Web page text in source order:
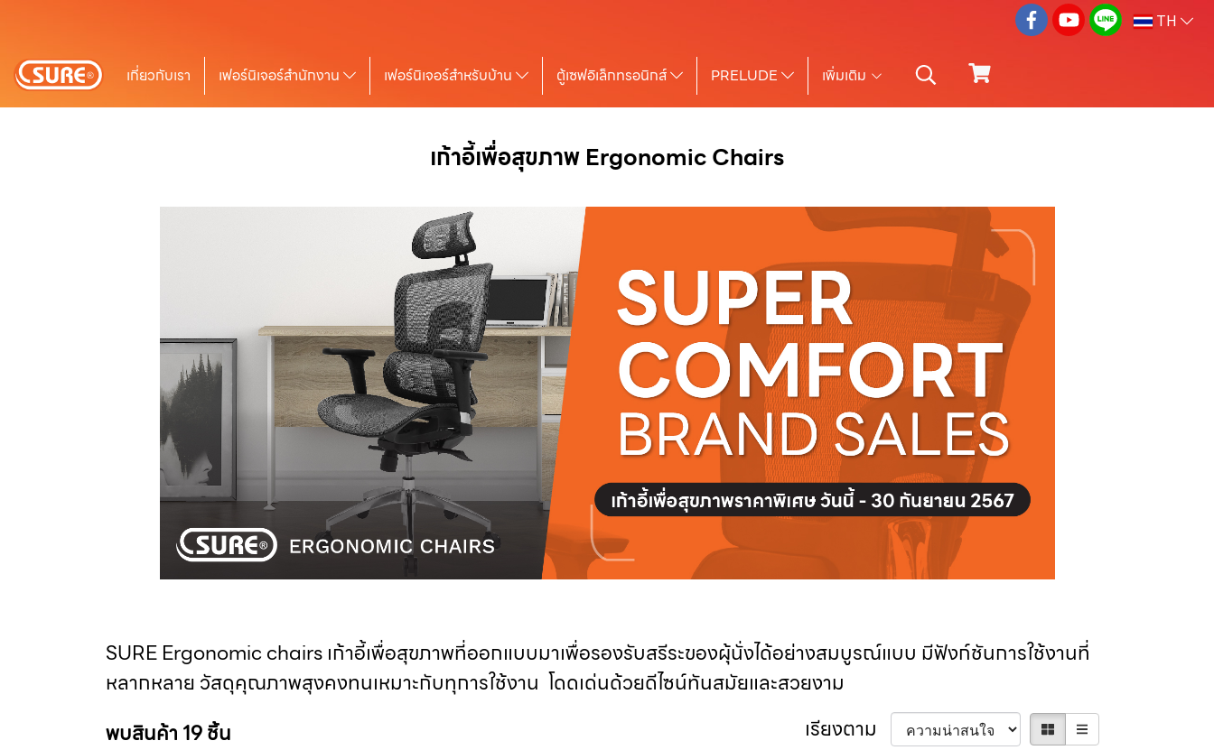
TH
เกี่ยวกับเรา เฟอร์นิเจอร์สำนักงาน เฟอร์นิเจอร์สำหรับบ้าน ตู้เซฟอิเล็กทรอนิกส์ PRELUDE เพิ่มเติม
เก้าอี้เพื่อสุขภาพ Ergonomic Chairs
SURE Ergonomic chairs เก้าอี้เพื่อสุขภาพที่ออกแบบมาเพื่อรองรับสรีระของผุ้นั่งได้อย่างสมบูรณ์แบบ มีฟังก์ชันการใช้งานที่
หลากหลาย วัสดุคุณภาพสุงคงทนเหมาะกับทุการใช้งาน โดดเด่นด้วยดีไซน์ทันสมัยและสวยงาม
พบสินค้า 19 ชิ้น
เรียงตาม